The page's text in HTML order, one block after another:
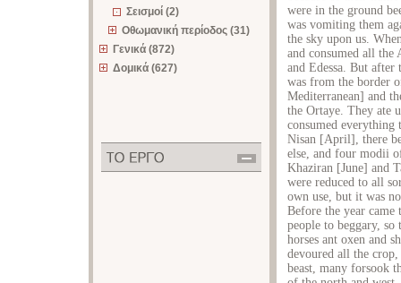
Σεισμοί (2)
Οθωμανική περίοδος (31)
Γενικά (872)
Δομικά (627)
were in the ground
was vomiting them
the sky upon us.
and consumed all
and Edessa. But
was from the border
Mediterranean] and
the Ortaye. They ate
consumed
Nisan [April], there
else, and four modii
Khaziran [June] and
were reduced to all
own use, but it was
Before the year came
people to beggary,
horses ant oxen and
devoured all the
beast, many forsook